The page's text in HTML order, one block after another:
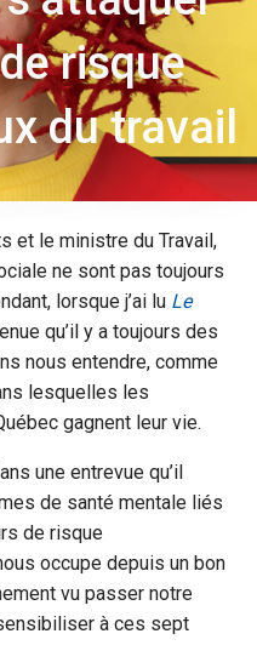
risque
du travail
et le ministre du Travail,
ne sont pas toujours
lorsque j’ai lu Le
qu’il y a toujours des
nous entendre, comme
lesquelles les
gagnent leur vie.
une entrevue qu’il
de santé mentale liés
de risque
occupe depuis un bon
vu passer notre
à ces sept